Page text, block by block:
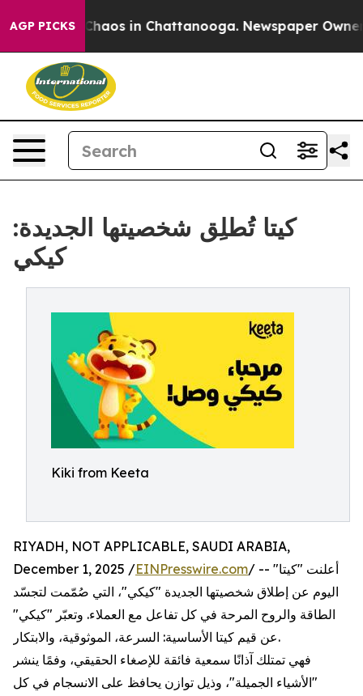
AGP PICKS
Collapse Chaos in Chattanooga. Newspaper Owner
كيتا تُطلِق شخصيتها الجديدة:
كيكي
Kiki from Keeta
RIYADH, NOT APPLICABLE, SAUDI ARABIA,
December 1, 2025 /EINPresswire.com/ -- أعلنت "كيتا"
اليوم عن إطلاق شخصيتها الجديدة "كيكي"، التي صُمّمت لتجسّد
الطاقة والروح المرحة في كل تفاعل مع العملاء. وتعبّر "كيكي"
عن قيم كيتا الأساسية: السرعة، الموثوقية، والابتكار.
فهي تمتلك آذانًا سمعية فائقة للإصغاء الحقيقي، وفمًا ينشر
"الأشياء الجميلة"، وذيل توازن يحافظ على الانسجام في كل